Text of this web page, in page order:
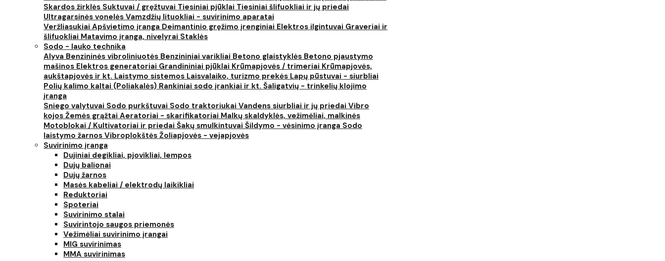
Skardos žirklės Suktuvai / gręžtuvai Tiesiniai pjūklai Tiesiniai šlifuokliai ir jų priedai
Ultragarsinės vonelės Vamzdžių lituokliai - suvirinimo aparatai
Veržliasukiai Apšvietimo įranga Deimantinio gręžimo įrenginiai Elektros ilgintuvai Graveriai ir
šlifuokliai Matavimo įranga, nivelyrai Staklės
Sodo - lauko technika
Alyva Benzininės vibroliniuotės Benzininiai varikliai Betono glaistyklės Betono pjaustymo
mašinos Elektros generatoriai Grandininiai pjūklai Krūmapjovės / trimeriai Krūmapjovės,
aukštapjovės ir kt. Laistymo sistemos Laisvalaiko, turizmo prekės Lapų pūstuvai - siurbliai
Polių kalimo kaltai (Poliakalės) Rankiniai sodo įrankiai ir kt. Šaligatvių - trinkelių klojimo
įranga
Sniego valytuvai Sodo purkštuvai Sodo traktoriukai Vandens siurbliai ir jų priedai Vibro
kojos Žemės grąžtai Aeratoriai - skarifikatoriai Malkų skaldyklės, vežimėliai, malkinės
Motoblokai / Kultivatoriai ir priedai Šakų smulkintuvai Šildymo - vėsinimo įranga Sodo
laistymo žarnos Vibroplokštės Žoliapjovės - vejapjovės
Suvirinimo įranga
Dujiniai degikliai, pjovikliai, lempos
Dujų balionai
Dujų žarnos
Masės kabeliai / elektrodų laikikliai
Reduktoriai
Spoteriai
Suvirinimo stalai
Suvirintojo saugos priemonės
Vežimėliai suvirinimo įrangai
MIG suvirinimas
MMA suvirinimas